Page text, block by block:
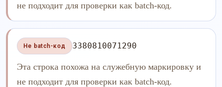
не подходит для проверки как batch-код.
Не batch-код 3380810071290
Эта строка похожа на служебную маркировку и
не подходит для проверки как batch-код.